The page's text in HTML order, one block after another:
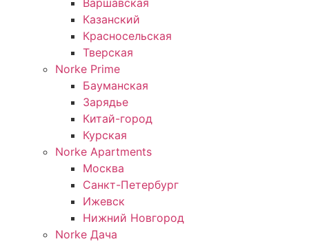
Варшавская
Казанский
Красносельская
Тверская
Norke Prime
Бауманская
Зарядье
Китай-город
Курская
Norke Apartments
Москва
Санкт-Петербург
Ижевск
Нижний Новгород
Norke Дача